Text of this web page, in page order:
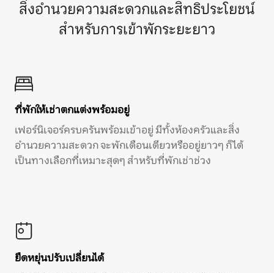
สิ่งอำนวยความสะดวกและสิทธิประโยชน์
สำหรับการเข้าพักระยะยาว
ที่พักให้เช่าตกแต่งพร้อมอยู่
เฟอร์นิเจอร์ครบครันพร้อมเข้าอยู่ มีทั้งห้องครัวและสิ่ง
อำนวยความสะดวก จะพักเดือนเดียวหรืออยู่ยาวๆ ก็ได้
เป็นทางเลือกที่เหมาะสุดๆ สำหรับที่พักเช่าช่วง
ยืดหยุ่นปรับเปลี่ยนได้